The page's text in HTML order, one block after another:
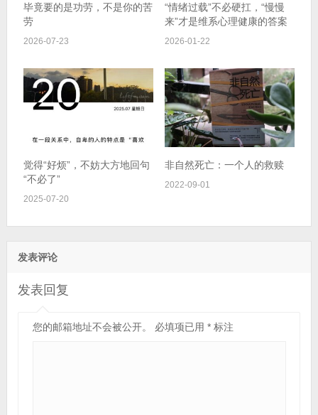
毕竟要的是功劳，不是你的苦
劳
2026-07-23
“情绪过载”不必硬扛，“慢慢
来”才是维系心理健康的答案
2026-01-22
觉得“好烦”，不妨大方地回句
“不必了”
2025-07-20
非自然死亡：一个人的救赎
2022-09-01
发表评论
发表回复
您的邮箱地址不会被公开。 必填项已用 *标注